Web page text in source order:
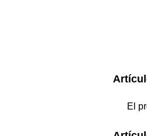
El